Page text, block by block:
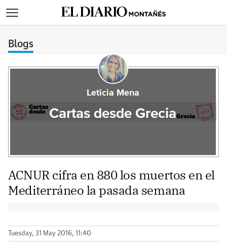
Blogs
Leticia Mena
Cartas desde Grecia
ACNUR cifra en 880 los muertos en el
Mediterráneo la pasada semana
Tuesday, 31 May 2016, 11:40